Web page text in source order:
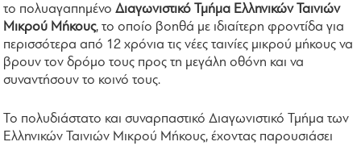
το πολυαγαπημένοΔιαγωνιστικό Τμήμα Ελληνικών Ταινιών
Μικρού Μήκους, το οποίο βοηθά με ιδιαίτερη φροντίδα για
περισσότερα από 12 χρόνια τις νέες ταινίες μικρού μήκους να
βρουν τον δρόμο τους προς τη μεγάλη οθόνη και να
συναντήσουν το κοινό τους.
Το πολυδιάστατο και συναρπαστικό Διαγωνιστικό Τμήμα των
Ελληνικών Ταινιών Μικρού Μήκους, έχοντας παρουσιάσει